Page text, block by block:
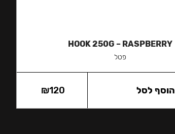
HOOK 250G – RASPBERRY
פטל
₪120 הוסף לסל